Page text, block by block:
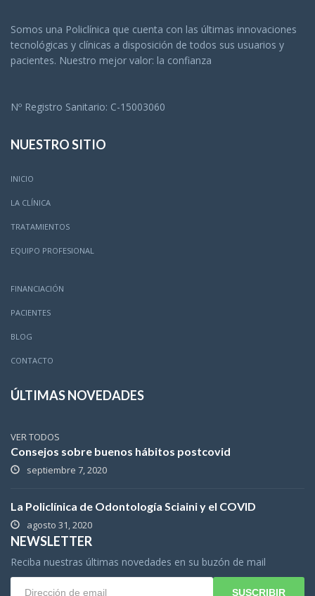
Somos una Policlínica que cuenta con las últimas innovaciones
tecnológicas y clínicas a disposición de todos sus usuarios y
pacientes. Nuestro mejor valor: la confianza
Nº Registro Sanitario: C-15003060
NUESTRO SITIO
INICIO
LA CLÍNICA
TRATAMIENTOS
EQUIPO PROFESIONAL
FINANCIACIÓN
PACIENTES
BLOG
CONTACTO
ÚLTIMAS NOVEDADES
VER TODOS
Consejos sobre buenos hábitos postcovid
septiembre 7, 2020
La Policlínica de Odontología Sciaini y el COVID
agosto 31, 2020
NEWSLETTER
Reciba nuestras últimas novedades en su buzón de mail
SUSCRIBIR